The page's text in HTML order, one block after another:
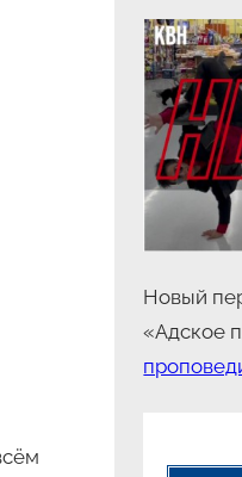
Новый
«Адское